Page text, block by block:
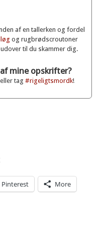
af en tallerken og fordel
og rugbrødscroutoner
til du skammer dig.
mine opskrifter?
eller tag#rigeligtsmordk!
Pinterest More